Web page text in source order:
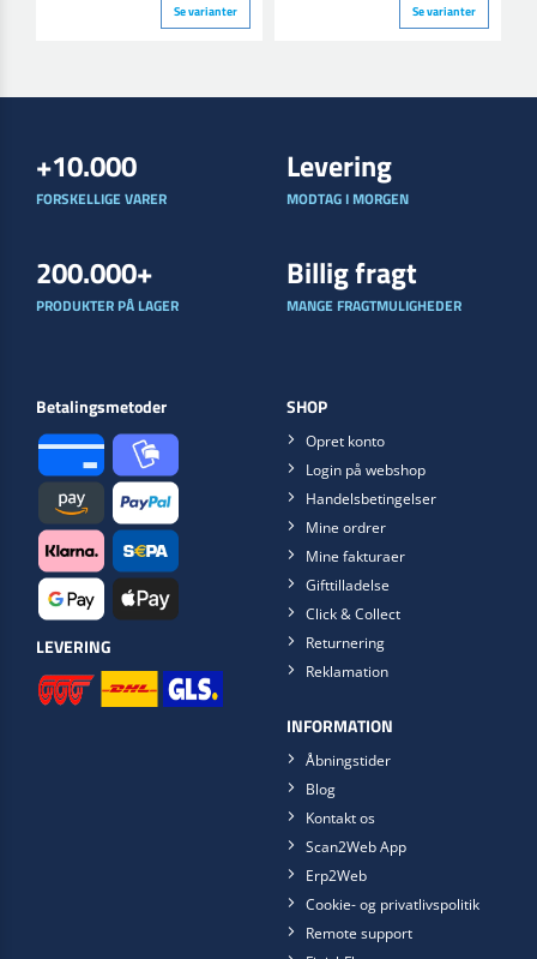
Se varianter Se varianter
+10.000
FORSKELLIGE VARER
Levering
MODTAG I MORGEN
200.000+
PRODUKTER PÅ LAGER
Billig fragt
MANGE FRAGTMULIGHEDER
Betalingsmetoder
LEVERING
SHOP
Opret konto
Login på webshop
Handelsbetingelser
Mine ordrer
Mine fakturaer
Gifttilladelse
Click & Collect
Returnering
Reklamation
INFORMATION
Åbningstider
Blog
Kontakt os
Scan2Web App
Erp2Web
Cookie- og privatlivspolitik
Remote support